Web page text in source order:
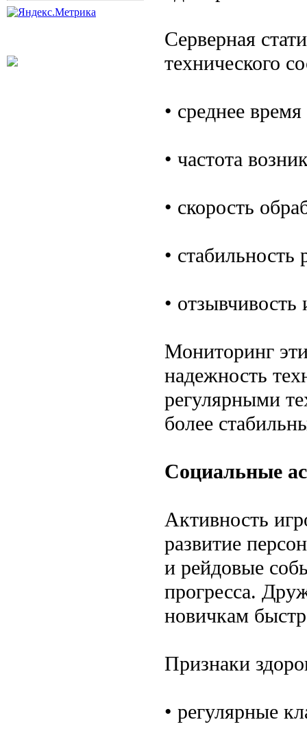
Серверная
технического
• среднее
• частота
• скорость
•
• отзывчивость
Мониторинг
надежность
регулярными
более
Социальные
Активность
развитие
и рейдовые
прогресса.
новичкам
Признаки
• регулярные